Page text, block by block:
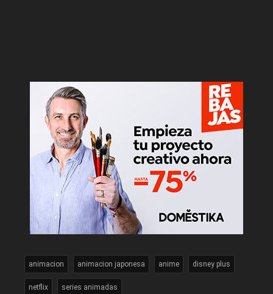
animacion animacion japonesa anime disney plus
netflix series animadas